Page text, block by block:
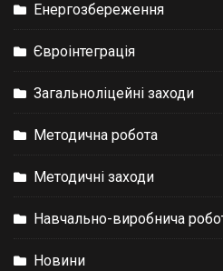
Енергозбереження
Євроінтеграція
Загальноліцейні заходи
Методична робота
Методичні заходи
Навчально-виробнича
Новини